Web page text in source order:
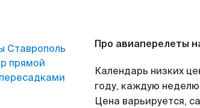
Ставрополь
прямой
Про авиаперелеты
Календарь низких
году, каждую
Цена варьируется,